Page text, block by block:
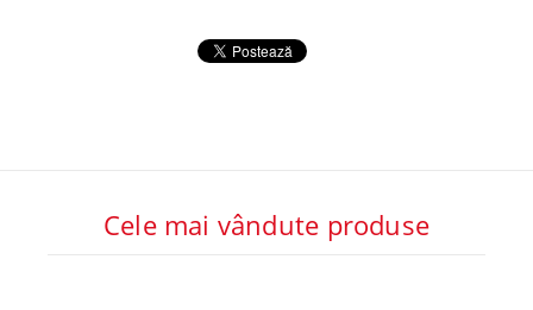
Cele mai vândute produse